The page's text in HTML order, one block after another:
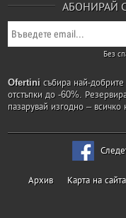
АБОНИРАЙ
Без
Ofertini събира най-
отстъпки до -60%.
пазарувай изгодно – всичко
Архив Карта на сайта